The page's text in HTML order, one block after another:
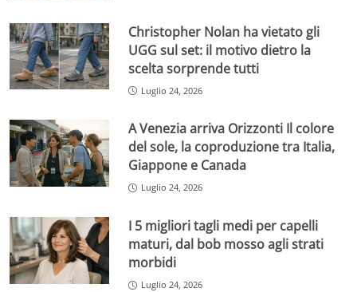
Christopher Nolan ha vietato gli
UGG sul set: il motivo dietro la
scelta sorprende tutti
Luglio 24, 2026
A Venezia arriva Orizzonti Il colore
del sole, la coproduzione tra Italia,
Giappone e Canada
Luglio 24, 2026
I 5 migliori tagli medi per capelli
maturi, dal bob mosso agli strati
morbidi
Luglio 24, 2026